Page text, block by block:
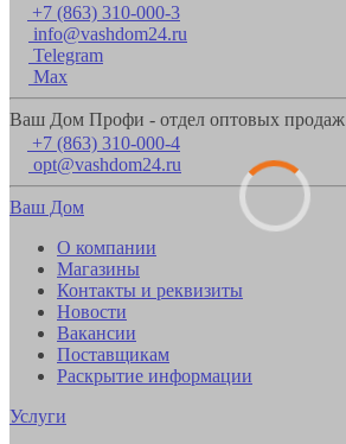
+7 (863) 310-000-3
info@vashdom24.ru
Telegram
Max
Ваш Дом Профи - отдел оптовых продаж
+7 (863) 310-000-4
opt@vashdom24.ru
Ваш Дом
О компании
Магазины
Контакты и реквизиты
Новости
Вакансии
Поставщикам
Раскрытие информации
Услуги